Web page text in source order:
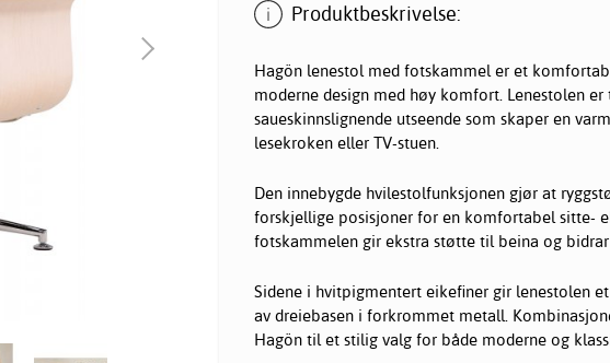
Produktbeskrivelse:
Hagön lenestol med fotskammel er et
moderne design med høy komfort. Lenestolen
saueskinnslignende utseende som skaper en
lesekroken eller TV-stuen.
Den innebygde hvilestolfunksjonen gjør at
forskjellige posisjoner for en komfortabel sitte-
fotskammelen gir ekstra støtte til beina og
Sidene i hvitpigmentert eikefiner gir lenestolen
av dreiebasen i forkrommet metall.
Hagön til et stilig valg for både moderne og